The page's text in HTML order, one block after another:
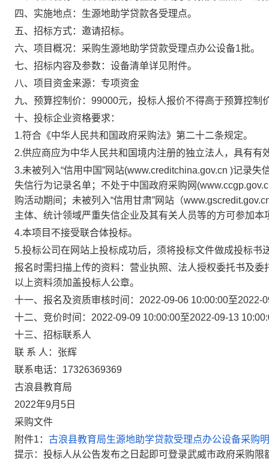
四、实施地点： 生源地助学贷款各受理点。
五、招标方式： 邀请招标。
六、项目概况： 采购生源地助学贷款受理点办公设备1批。
七、招标内容及参数： 设备清单详见附件。
八、项目资金来源： 专项资金
九、预算控制价： 99000元，投标人报价不得高于预算控制
十、投标企业资格要求：
1.符合《中华人民共和国政府采购法》第二十二条规定。
2.供应商应为中华人民共和国境内注册的独立法人，具有有
3.未被列入“信用中国”网站(www.creditchina.gov.cn )记录失
失信行为记录名单；不处于中国政府采购网
购活动期间；未被列入“信用甘肃”网站（
主体、统计领域严重失信企业及其有关人员等的方可参加
4.本项目不接受联合体投标。
5.投标公司在网站上投标成功后，须将投标文件做成投标书
报名时需扫描上传的资料：营业执照、法人授权委托书及
以上资料须加盖投标人公章。
十一、报名及资质审核时间： 2022-09-06 10:00:00至2022-
十二、竞价时间： 2022-09-09 10:00:00至2022-09-13
十三、招标联系人
联 系 人：张辉
联系电话： 17326369369
古浪县教育局
2022年9月 5 日
采购文件
附件1： 古浪县教育局生源地助学贷款受理点办公设备采购
提示： 投标人从公告发布之日起即可登录武威市政府采购